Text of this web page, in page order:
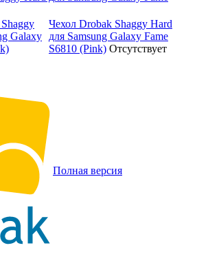
Чехол Drobak Shaggy Hard
для Samsung Galaxy Fame
S6810 (Pink) Отсутствует
Полная версия